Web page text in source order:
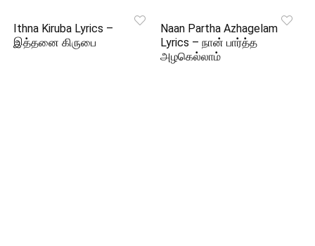
Ithna Kiruba Lyrics –
இத்தனை கிருபை
Naan Partha Azhagelam
Lyrics – நான் பார்த்த
அழகெல்லாம்